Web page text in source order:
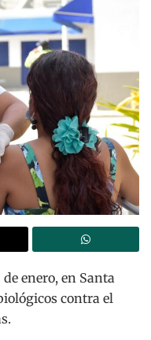
enero, en Santa
contra el